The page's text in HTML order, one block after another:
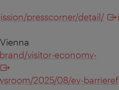
presscorner/detail/
visitor-economy-
2025/08/ey-